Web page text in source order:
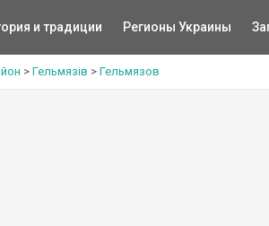
и традиции Регионы Украины
> Гельмязів > Гельмязов